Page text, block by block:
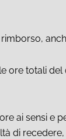
ore totali del
ai sensi e
di